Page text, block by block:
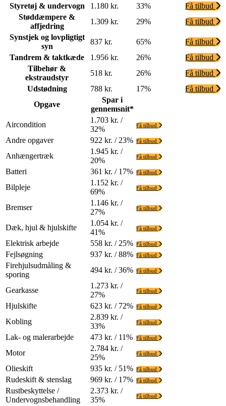
Styretøj & undervogn
1.180 kr. 33%
Få tilbud
Støddæmpere &
affjedring
1.309 kr. 29%
Få tilbud
Synstjek og lovpligtigt
syn
837 kr. 65%
Få tilbud
Tandrem & taktkæde
1.956 kr. 26%
Få tilbud
Tilbehør &
ekstraudstyr
518 kr. 26%
Få tilbud
Udstødning
788 kr. 17%
Få tilbud
Opgave
Spar i
gennemsnit*
Aircondition
1.703 kr. /
32%
Få tilbud
Andre opgaver 922 kr. / 23% Få tilbud
Anhængertræk
1.945 kr. /
20%
Få tilbud
Batteri 361 kr. / 17% Få tilbud
Bilpleje
1.152 kr. /
69%
Få tilbud
Bremser
1.146 kr. /
27%
Få tilbud
Dæk, hjul & hjulskifte
1.054 kr. /
41%
Få tilbud
Elektrisk arbejde 558 kr. / 25% Få tilbud
Fejlsøgning 937 kr. / 88% Få tilbud
Firehjulsudmåling &
sporing
494 kr. / 36% Få tilbud
Gearkasse
1.273 kr. /
27%
Få tilbud
Hjulskifte 623 kr. / 72% Få tilbud
Kobling
2.839 kr. /
33%
Få tilbud
Lak- og malerarbejde 473 kr. / 11% Få tilbud
Motor
2.784 kr. /
25%
Få tilbud
Olieskift 935 kr. / 51% Få tilbud
Rudeskift & stenslag 969 kr. / 17% Få tilbud
Rustbeskyttelse /
Undervognsbehandling
2.373 kr. /
35%
Få tilbud